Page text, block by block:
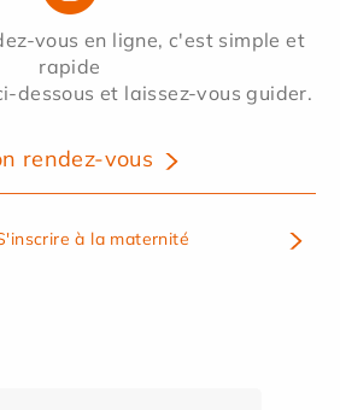
vous en ligne, c'est simple et
rapide
dessous et laissez-vous guider.
rendez-vous
à la maternité